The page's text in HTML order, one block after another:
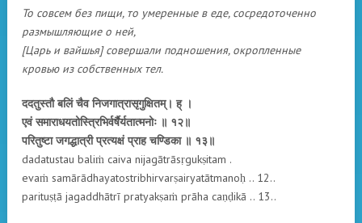
То совсем без пищи, то умеренные в еде, сосредоточенно
размышляющие о ней,
[Царь и вайшья] совершали подношения, окропленные
кровью из собственных тел.
ददतुस्तौ बलिं चैव निजगात्रासृगुक्षितम्। ह् ।
एवं समाराधयतोस्त्रिभिर्वर्षैर्यतात्मनोः ॥ १२॥
परितुष्टा जगद्धात्री प्रत्यक्षं प्राह चण्डिका ॥ १३॥
dadatustau baliṁ caiva nijagātrāsṛgukṣitam .
evaṁ samārādhayatostribhirvarṣairyatātmanoḥ .. 12..
parituṣṭā jagaddhātrī pratyakṣaṁ prāha caṇḍikā .. 13..